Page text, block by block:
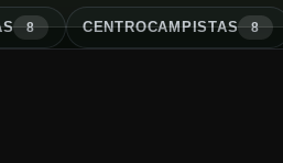
S 8 CENTROCAMPISTAS 8